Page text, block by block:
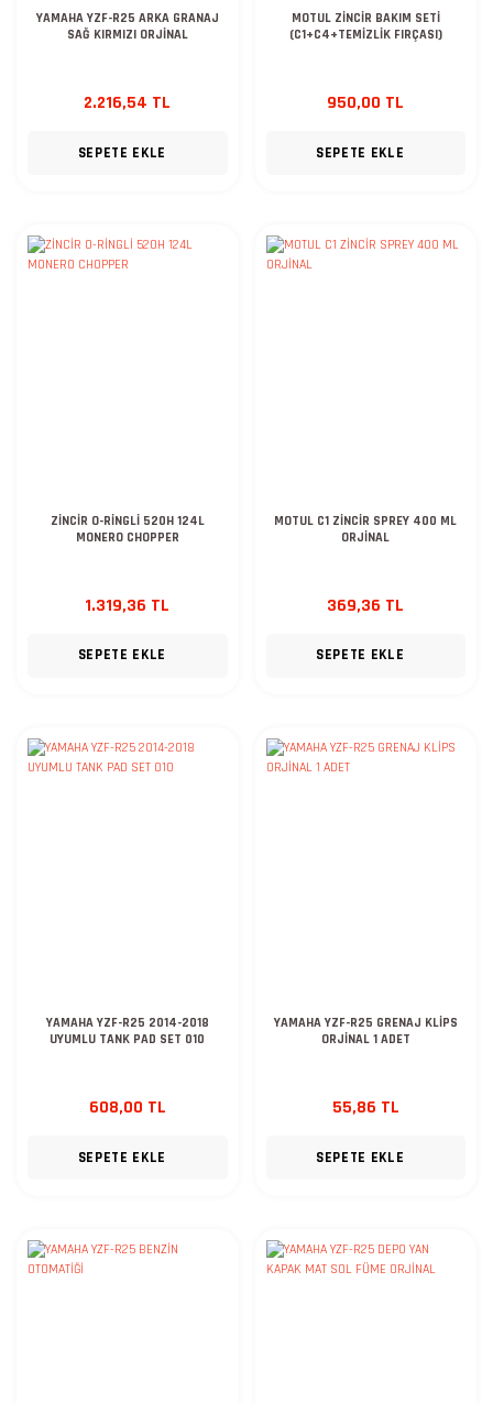
YAMAHA YZF-R25 ARKA GRANAJ
SAĞ KIRMIZI ORJİNAL
2.216,54 TL
SEPETE EKLE
MOTUL ZİNCİR BAKIM SETİ
(C1+C4+TEMİZLİK FIRÇASI)
950,00 TL
SEPETE EKLE
ZİNCİR O-RİNGLİ 520H 124L
MONERO CHOPPER
1.319,36 TL
SEPETE EKLE
MOTUL C1 ZİNCİR SPREY 400 ML
ORJİNAL
369,36 TL
SEPETE EKLE
YAMAHA YZF-R25 2014-2018
UYUMLU TANK PAD SET 010
608,00 TL
SEPETE EKLE
YAMAHA YZF-R25 GRENAJ KLİPS
ORJİNAL 1 ADET
55,86 TL
SEPETE EKLE